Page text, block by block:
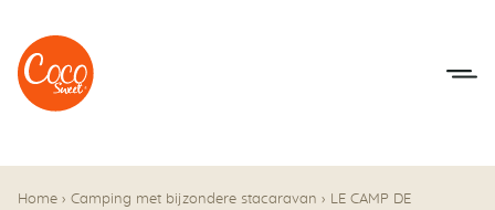
Naar het menu
Naar de inhoudsopgave
Home › Camping met bijzondere stacaravan › LE CAMP DE